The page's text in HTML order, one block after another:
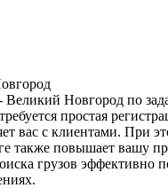
Новгород по
простая
вас с клиентами. При
также повышает вашу
грузов эффективно